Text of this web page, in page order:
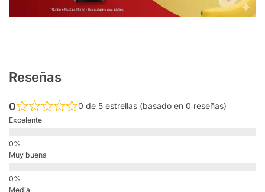
Reseñas
0 0 de 5 estrellas (basado en 0 reseñas)
Excelente
Muy buena
Media